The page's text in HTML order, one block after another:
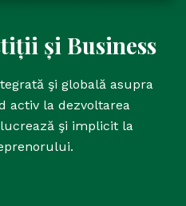
și Business
şi globală asupra
activ la dezvoltarea
şi implicit la